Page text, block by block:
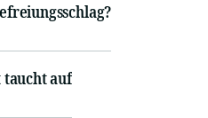
taucht auf